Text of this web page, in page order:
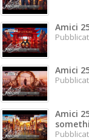
Amici
Amici
Amici